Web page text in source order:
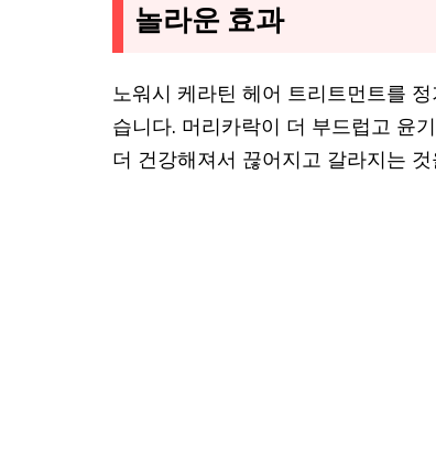
놀라운 효과
노워시 케라틴 헤어 트리트먼트를
습니다. 머리카락이 더 부드럽고 윤
더 건강해져서 끊어지고 갈라지는